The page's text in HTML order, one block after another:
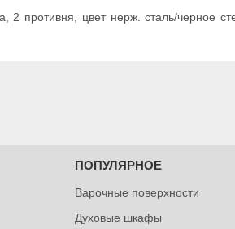
2 противня, цвет нерж. сталь/черное
ПОПУЛЯРНОЕ
Варочные поверхности
Духовые шкафы